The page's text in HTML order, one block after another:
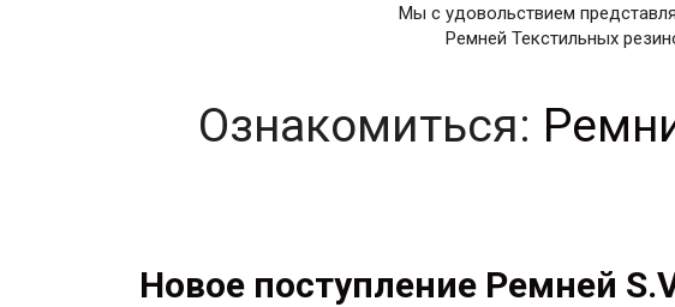
Мы с удовольствием
Ремней Текстильных
Ознакомиться:
Новое поступление Ремней